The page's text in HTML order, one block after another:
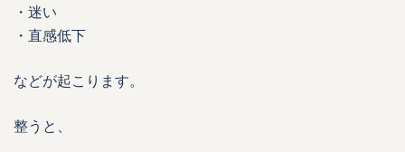
・迷い
・直感低下
などが起こります。
整うと、